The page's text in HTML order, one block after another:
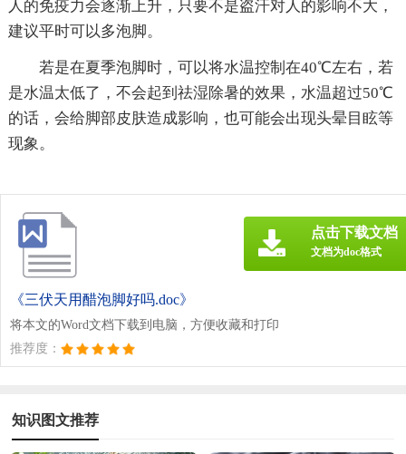
人的免疫力会逐渐上升，只要不是盗汗对人的影响不大，
建议平时可以多泡脚。
若是在夏季泡脚时，可以将水温控制在40℃左右，若
是水温太低了，不会起到祛湿除暑的效果，水温超过50℃
的话，会给脚部皮肤造成影响，也可能会出现头晕目眩等
现象。
《三伏天用醋泡脚好吗.doc》
将本文的Word文档下载到电脑，方便收藏和打印
推荐度：
点击下载文档
文档为doc格式
知识图文推荐